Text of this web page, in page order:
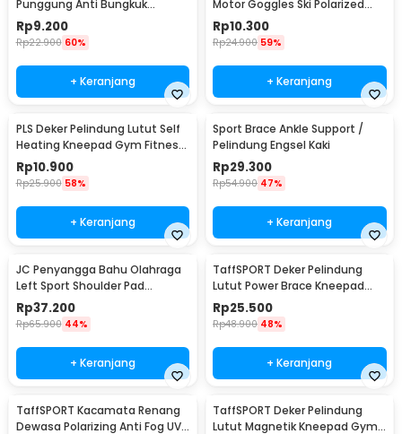
Punggung Anti Bungkuk
Posture Corrector Size S
Rp9.200
Rp22.900 60%
+ Keranjang
Motor Goggles Ski Polarized
UV400 Windproof - X400
Rp10.300
Rp24.900 59%
+ Keranjang
PLS Deker Pelindung Lutut Self
Heating Kneepad Gym Fitness
2 PCS
Rp10.900
Rp25.900 58%
+ Keranjang
Sport Brace Ankle Support /
Pelindung Engsel Kaki
Rp29.300
Rp54.900 47%
+ Keranjang
JC Penyangga Bahu Olahraga
Left Sport Shoulder Pad
Polyester - A0789
Rp37.200
Rp65.900 44%
+ Keranjang
TaffSPORT Deker Pelindung
Lutut Power Brace Kneepad
Gym Fitness 1 PCS - A-0512
Rp25.500
Rp48.900 48%
+ Keranjang
TaffSPORT Kacamata Renang
Dewasa Polarizing Anti Fog UV
TaffSPORT Deker Pelindung
Lutut Magnetik Kneepad Gym